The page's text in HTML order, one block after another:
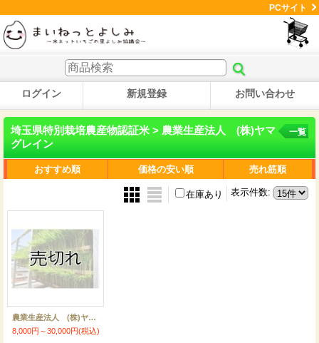
PCサイト
ログイン 新規登録 お問い合わせ
埼玉県特別栽培農産物認証米 > 農業生産法人 (株)ヤマ
グレイン
一覧
おすすめ順 価格の安い順 売れ筋順
表示件数:
在庫あり
農業生産法人 (株)ヤマグレイン 令和7年産 埼玉県吉見町産米
8,000円～30,000円(税込)